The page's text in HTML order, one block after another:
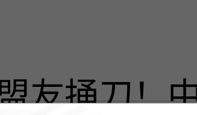
友捅刀！